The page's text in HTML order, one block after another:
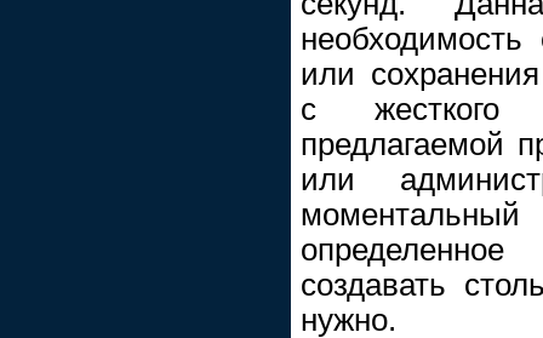
или
с
предлагаемой
или
создавать
нужно.